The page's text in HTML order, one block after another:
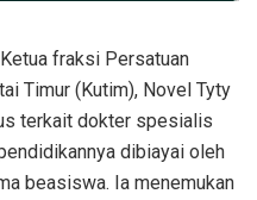
fraksi Persatuan
Timur (Kutim), Novel Tyty
terkait dokter spesialis
dibiayai oleh
beasiswa. Ia menemukan